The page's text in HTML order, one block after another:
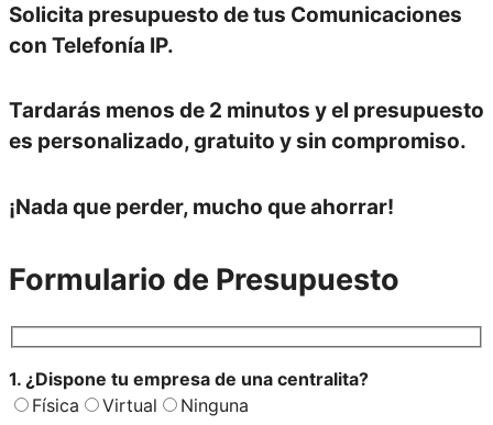
Solicita presupuesto de tus Comunicaciones
con Telefonía IP.
Tardarás menos de 2 minutos y el presupuesto
es personalizado, gratuito y sin compromiso.
¡Nada que perder, mucho que ahorrar!
Formulario de Presupuesto
1. ¿Dispone tu empresa de una centralita?
Física
Virtual
Ninguna